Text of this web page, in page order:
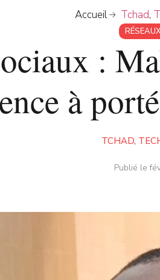
Accueil Tchad,
:
à
TCHAD,
Publié le